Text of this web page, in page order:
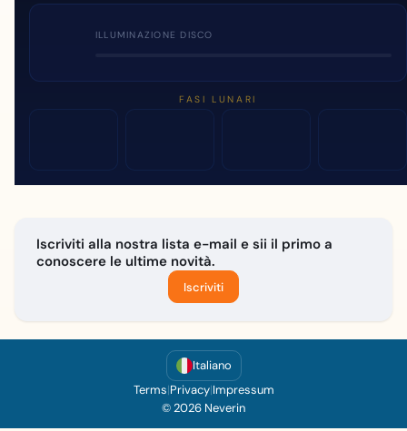
ILLUMINAZIONE DISCO
FASI LUNARI
Iscriviti alla nostra lista e-mail e sii il primo a
conoscere le ultime novità.
Iscriviti
Italiano
Terms|Privacy|Impressum
© 2026 Neverin